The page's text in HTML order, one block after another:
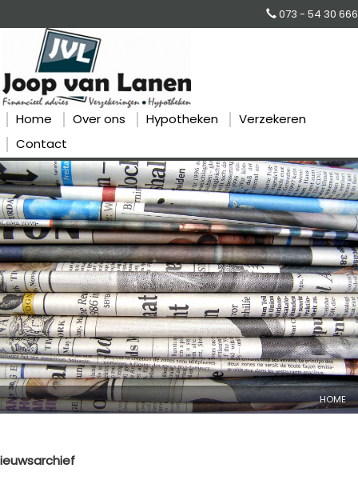
073 - 54 30 666
Home Over ons Hypotheken
Verzekeren
Contact
HOME